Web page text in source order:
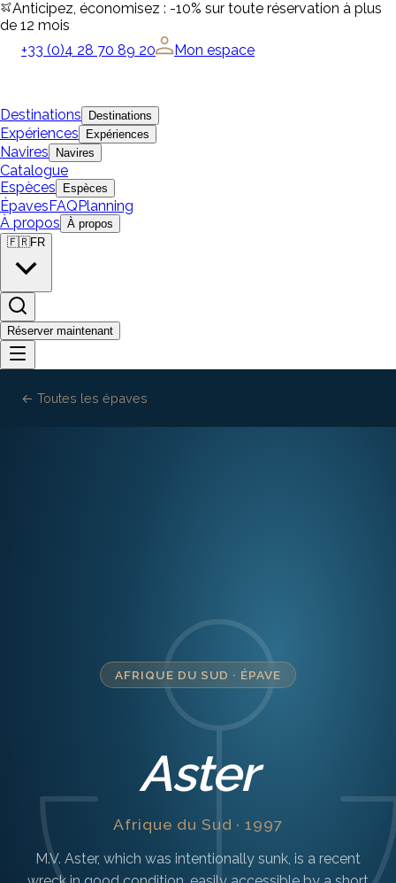
Anticipez, économisez : -10% sur toute réservation à plus
de 12 mois
+33 (0)4 28 70 89 20
Mon espace
Destinations Destinations
Expériences Expériences
Navires Navires
Catalogue
Espèces
Espèces
ÉpavesFAQPlanning
À propos À propos
🇫🇷FR
Réserver maintenant
← Toutes les épaves
AFRIQUE DU SUD · ÉPAVE
Aster
Afrique du Sud · 1997
M.V. Aster, which was intentionally sunk, is a recent